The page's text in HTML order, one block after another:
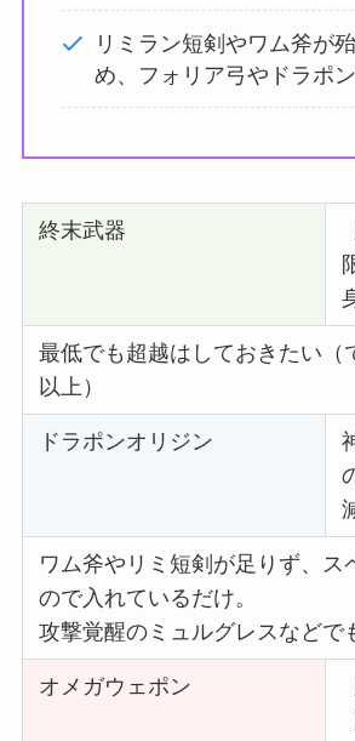
リミラン短剣やワム斧が
め、フォリア弓やドラポン
終末武器
最低でも超越はしておきたい（
以上）
ドラポンオリジン
ワム斧やリミ短剣が足りず、ス
ので入れているだけ。
攻撃覚醒のミュルグレスなどで
オメガウェポン